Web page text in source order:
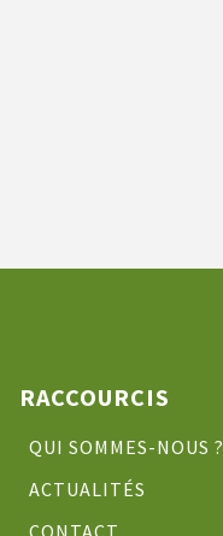
RACCOURCIS
QUI SOMMES-NOUS ?
ACTUALITÉS